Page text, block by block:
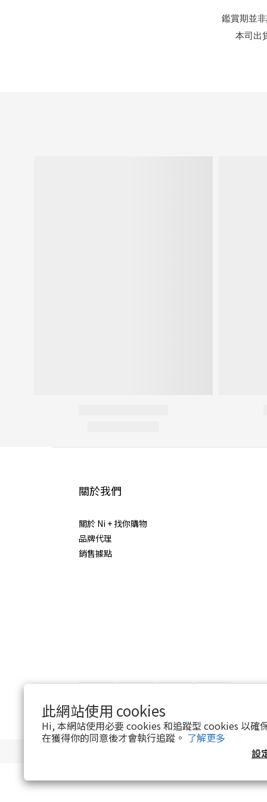
此網站使用 cookies
Hi, 本網站使用必要 cookies 和追蹤型 cookies 以確
在獲得你的同意後才會執行追蹤。 了解更多
設
鑑賞期並
本司出
關於我們
關於 Ni + 找你購物
品牌代理
銷售據點